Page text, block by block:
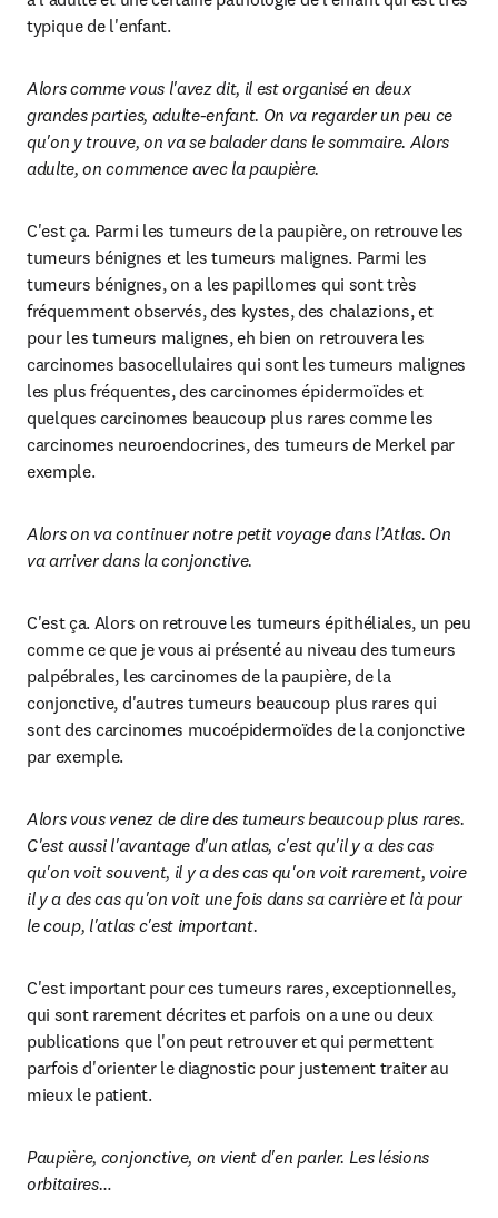
typique de l'enfant.
Alors comme vous l'avez dit, il est organisé en deux
grandes parties, adulte-enfant. On va regarder un peu ce
qu'on y trouve, on va se balader dans le sommaire. Alors
adulte, on commence avec la paupière.
C'est ça. Parmi les tumeurs de la paupière, on retrouve les
tumeurs bénignes et les tumeurs malignes. Parmi les
tumeurs bénignes, on a les papillomes qui sont très
fréquemment observés, des kystes, des chalazions, et
pour les tumeurs malignes, eh bien on retrouvera les
carcinomes basocellulaires qui sont les tumeurs malignes
les plus fréquentes, des carcinomes épidermoïdes et
quelques carcinomes beaucoup plus rares comme les
carcinomes neuroendocrines, des tumeurs de Merkel par
exemple.
Alors on va continuer notre petit voyage dans l’Atlas. On
va arriver dans la conjonctive.
C'est ça. Alors on retrouve les tumeurs épithéliales, un peu
comme ce que je vous ai présenté au niveau des tumeurs
palpébrales, les carcinomes de la paupière, de la
conjonctive, d'autres tumeurs beaucoup plus rares qui
sont des carcinomes mucoépidermoïdes de la conjonctive
par exemple.
Alors vous venez de dire des tumeurs beaucoup plus rares.
C'est aussi l'avantage d'un atlas, c'est qu'il y a des cas
qu'on voit souvent, il y a des cas qu'on voit rarement, voire
il y a des cas qu'on voit une fois dans sa carrière et là pour
le coup, l'atlas c'est important.
C'est important pour ces tumeurs rares, exceptionnelles,
qui sont rarement décrites et parfois on a une ou deux
publications que l'on peut retrouver et qui permettent
parfois d'orienter le diagnostic pour justement traiter au
mieux le patient.
Paupière, conjonctive, on vient d'en parler. Les lésions
orbitaires…